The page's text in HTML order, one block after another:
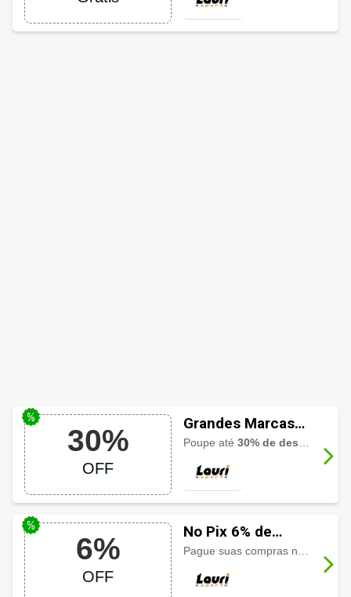
30%
OFF
Grandes Marcas
com até 30% OFF
na Lauri Esporte
Poupe até30% de desconto
6%
OFF
No Pix 6% de
Desconto Lauri
Esporte